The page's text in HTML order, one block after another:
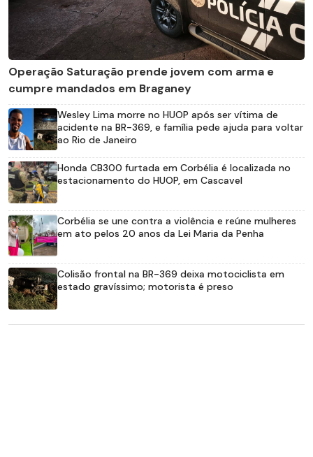
Operação Saturação prende jovem com arma e
cumpre mandados em Braganey
Wesley Lima morre no HUOP após ser vítima de
acidente na BR-369, e família pede ajuda para voltar
ao Rio de Janeiro
Honda CB300 furtada em Corbélia é localizada no
estacionamento do HUOP, em Cascavel
Corbélia se une contra a violência e reúne mulheres
em ato pelos 20 anos da Lei Maria da Penha
Colisão frontal na BR-369 deixa motociclista em
estado gravíssimo; motorista é preso